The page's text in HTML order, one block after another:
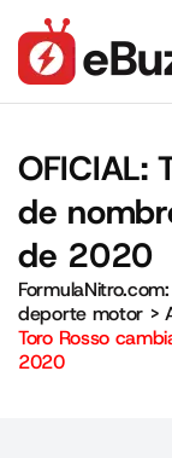
OFICIAL:
de
de 2020
deporte motor >
Toro Rosso
2020